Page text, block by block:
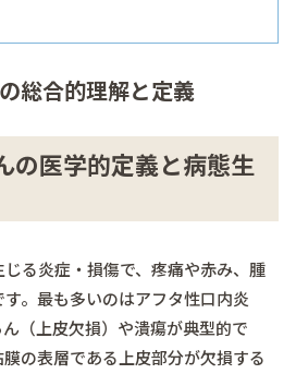
総合的理解と定義
の医学的定義と病態生
る炎症・損傷で、疼痛や赤み、腫
。最も多いのはアフタ性口内炎
（上皮欠損）や潰瘍が典型的で
膜の表層である上皮部分が欠損する